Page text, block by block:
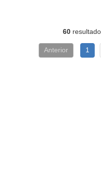
60
Anterior 1